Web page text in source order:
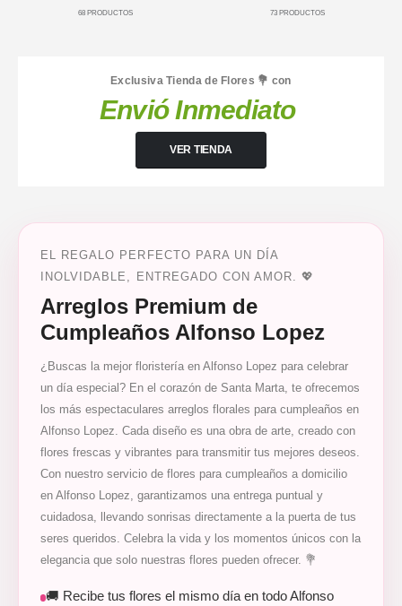
68PRODUCTOS 73PRODUCTOS
Exclusiva Tienda de Flores 💐 con
Envió Inmediato
VER TIENDA
EL REGALO PERFECTO PARA UN DÍA
INOLVIDABLE, ENTREGADO CON AMOR. 💖
Arreglos Premium de
Cumpleaños Alfonso Lopez
¿Buscas la mejor floristería en Alfonso Lopez para celebrar
un día especial? En el corazón de Santa Marta, te ofrecemos
los más espectaculares arreglos florales para cumpleaños en
Alfonso Lopez. Cada diseño es una obra de arte, creado con
flores frescas y vibrantes para transmitir tus mejores deseos.
Con nuestro servicio de flores para cumpleaños a domicilio
en Alfonso Lopez, garantizamos una entrega puntual y
cuidadosa, llevando sonrisas directamente a la puerta de tus
seres queridos. Celebra la vida y los momentos únicos con la
elegancia que solo nuestras flores pueden ofrecer. 💐
🚚 Recibe tus flores el mismo día en todo Alfonso